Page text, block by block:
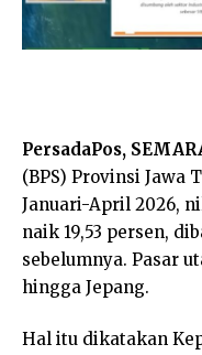
PersadaPos,
(BPS) Provinsi Jawa
Januari-April 2026,
naik 19,53 persen,
sebelumnya. Pasar
hingga Jepang.
Hal itu dikatakan